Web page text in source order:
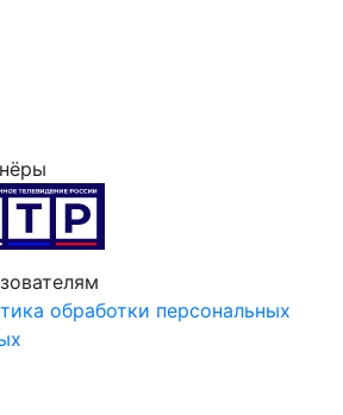
обработки персональных